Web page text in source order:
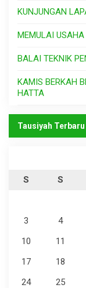
KUNJUNGAN
MEMULAI
BALAI TEKNIK
KAMIS BERKAH
HATTA
Tausiyah Terbaru
S
S
3
4
10
11
17
18
24
25